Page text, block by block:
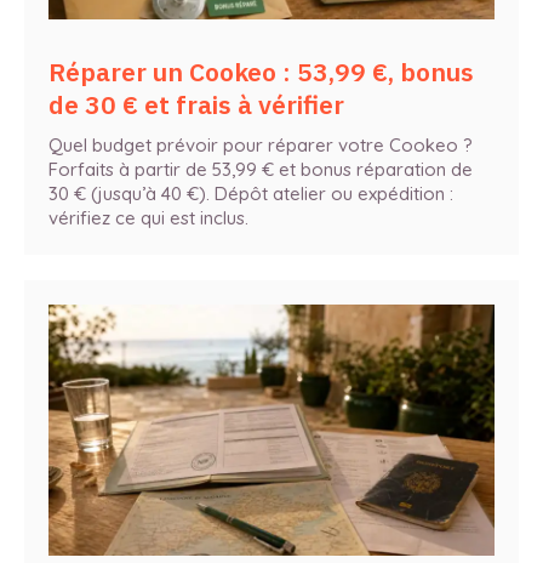
Réparer un Cookeo : 53,99 €, bonus
de 30 € et frais à vérifier
Quel budget prévoir pour réparer votre Cookeo ?
Forfaits à partir de 53,99 € et bonus réparation de
30 € (jusqu’à 40 €). Dépôt atelier ou expédition :
vérifiez ce qui est inclus.